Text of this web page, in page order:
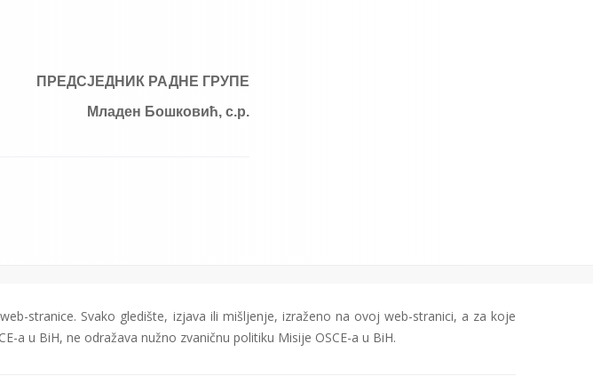
ПРЕДСЈЕДНИК РАДНЕ ГРУПЕ
Младен Бошковић, с.р.
stranice. Svako gledište, izjava ili mišljenje, izraženo na ovoj web-stranici, a za koje
a u BiH, ne odražava nužno zvaničnu politiku Misije OSCE-a u BiH.